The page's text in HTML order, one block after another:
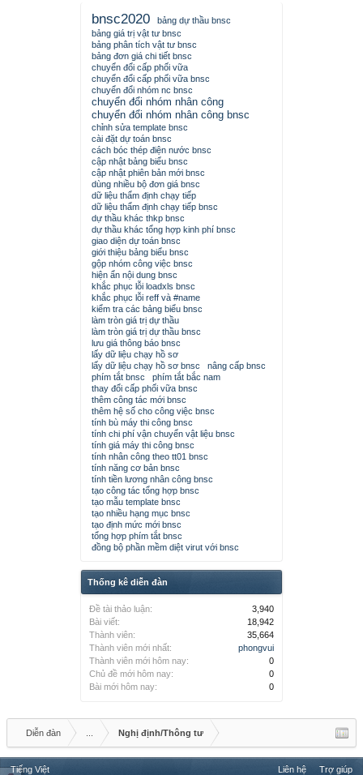
bnsc2020
bảng dự thầu bnsc
bảng giá trị vật tư bnsc
bảng phân tích vật tư bnsc
bảng đơn giá chi tiết bnsc
chuyển đổi cấp phối vữa
chuyển đổi cấp phối vữa bnsc
chuyển đổi nhóm nc bnsc
chuyển đổi nhóm nhân công
chuyển đổi nhóm nhân công bnsc
chỉnh sửa template bnsc
cài đặt dự toán bnsc
cách bóc thép điện nước bnsc
cập nhật bảng biểu bnsc
cập nhật phiên bản mới bnsc
dùng nhiều bộ đơn giá bnsc
dữ liệu thẩm định chạy tiếp
dữ liệu thẩm định chạy tiếp bnsc
dự thầu khác thkp bnsc
dự thầu khác tổng hợp kinh phí bnsc
giao diện dự toán bnsc
giới thiệu bảng biểu bnsc
gộp nhóm công việc bnsc
hiện ẩn nội dung bnsc
khắc phục lỗi loadxls bnsc
khắc phục lỗi reff và #name
kiểm tra các bảng biểu bnsc
làm tròn giá trị dự thầu
làm tròn giá trị dự thầu bnsc
lưu giá thông báo bnsc
lấy dữ liệu chạy hồ sơ
lấy dữ liệu chạy hồ sơ bnsc
nâng cấp bnsc
phím tắt bnsc
phím tắt bắc nam
thay đổi cấp phối vữa bnsc
thêm công tác mới bnsc
thêm hệ số cho công việc bnsc
tính bù máy thi công bnsc
tính chi phí vận chuyển vật liệu bnsc
tính giá máy thi công bnsc
tính nhân công theo tt01 bnsc
tính năng cơ bản bnsc
tính tiền lương nhân công bnsc
tạo công tác tổng hợp bnsc
tạo mẫu template bnsc
tạo nhiều hạng mục bnsc
tạo định mức mới bnsc
tổng hợp phím tắt bnsc
đồng bộ phần mềm diệt virut với bnsc
Thống kê diễn đàn
Đề tài thảo luận:
3,940
Bài viết:
18,942
Thành viên:
35,664
Thành viên mới nhất:
phongvui
Thành viên mới hôm nay:
0
Chủ đề mới hôm nay:
0
Bài mới hôm nay:
0
Diễn đàn Nghị định/Thông tư
Tiếng Việt Liên hệ Trợ giúp